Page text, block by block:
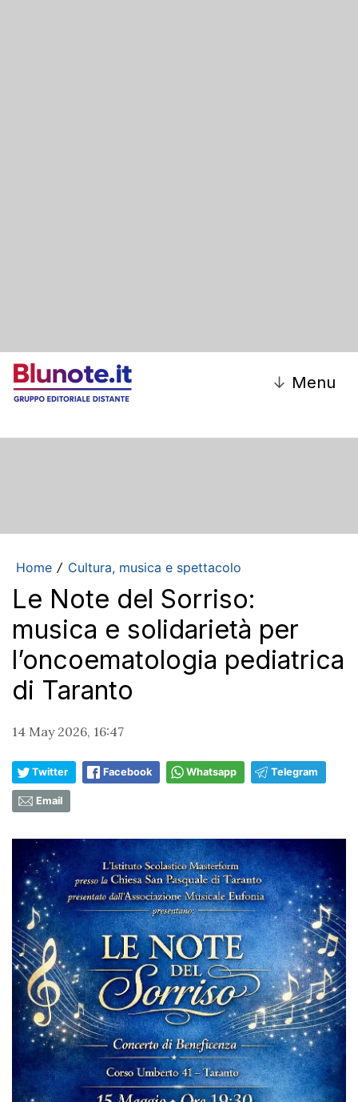
↓ Menu
Home / Cultura, musica e spettacolo
Le Note del Sorriso:
musica e solidarietà per
l’oncoematologia pediatrica
di Taranto
14 May 2026, 16:47
Twitter Facebook Whatsapp Telegram
Email